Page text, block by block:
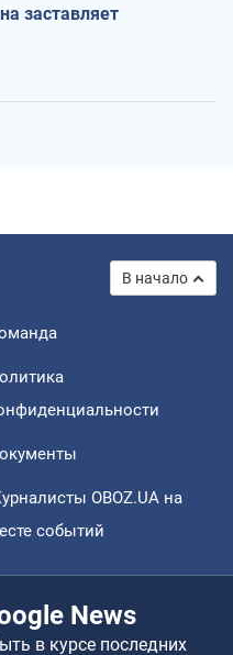
заставляет
В начало
OBOZ.UA на
событий
News
в курсе последних